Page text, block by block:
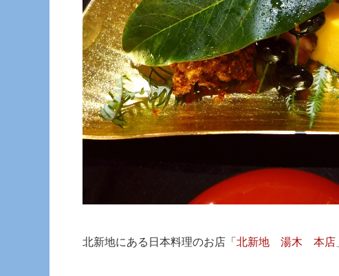
北新地にある日本料理のお店「 北新地 湯木 本店